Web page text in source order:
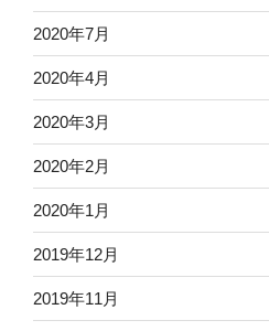
2020年7月
2020年4月
2020年3月
2020年2月
2020年1月
2019年12月
2019年11月